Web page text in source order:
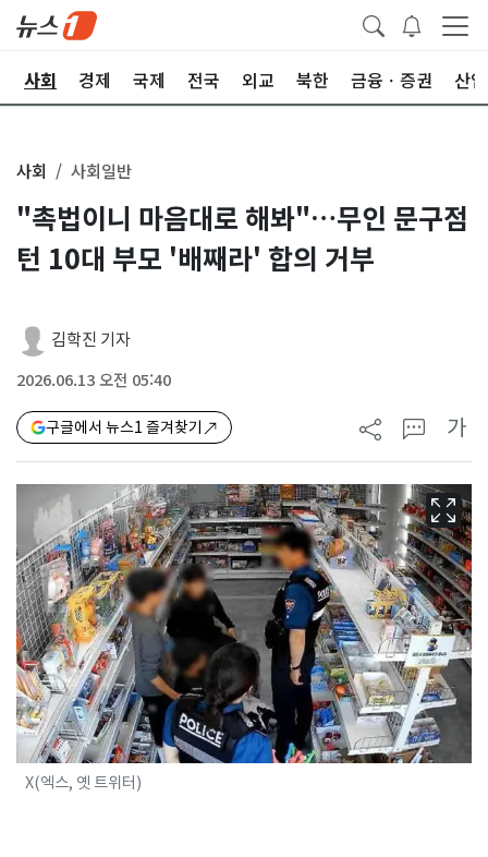
사회 경제 국제 전국 외교 북한 금융ㆍ증권 산업
사회 사회일반
"촉법이니 마음대로 해봐"…무인 문구점
턴 10대 부모 '배째라' 합의 거부
김학진 기자
2026.06.13 오전 05:40
구글에서 뉴스1 즐겨찾기 가
X(엑스, 옛 트위터)